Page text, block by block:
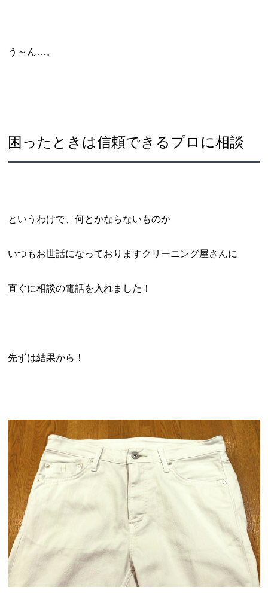
う～ん…。
困ったときは信頼できるプロに相談
というわけで、何とかならないものか
いつもお世話になっておりますクリーニング屋さんに
直ぐに相談の電話を入れました！
先ずは結果から！